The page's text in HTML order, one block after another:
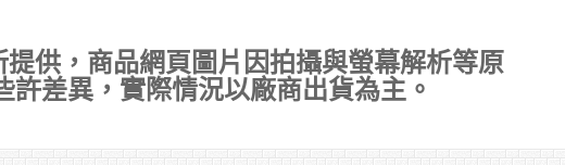
供，商品網頁圖片因拍攝與螢幕解析等原
差異，實際情況以廠商出貨為主。